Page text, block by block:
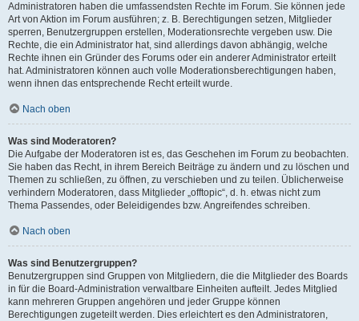
Administratoren haben die umfassendsten Rechte im Forum. Sie können jede
Art von Aktion im Forum ausführen; z. B. Berechtigungen setzen, Mitglieder
sperren, Benutzergruppen erstellen, Moderationsrechte vergeben usw. Die
Rechte, die ein Administrator hat, sind allerdings davon abhängig, welche
Rechte ihnen ein Gründer des Forums oder ein anderer Administrator erteilt
hat. Administratoren können auch volle Moderationsberechtigungen haben,
wenn ihnen das entsprechende Recht erteilt wurde.
Nach oben
Was sind Moderatoren?
Die Aufgabe der Moderatoren ist es, das Geschehen im Forum zu beobachten.
Sie haben das Recht, in ihrem Bereich Beiträge zu ändern und zu löschen und
Themen zu schließen, zu öffnen, zu verschieben und zu teilen. Üblicherweise
verhindern Moderatoren, dass Mitglieder „offtopic“, d. h. etwas nicht zum
Thema Passendes, oder Beleidigendes bzw. Angreifendes schreiben.
Nach oben
Was sind Benutzergruppen?
Benutzergruppen sind Gruppen von Mitgliedern, die die Mitglieder des Boards
in für die Board-Administration verwaltbare Einheiten aufteilt. Jedes Mitglied
kann mehreren Gruppen angehören und jeder Gruppe können
Berechtigungen zugeteilt werden. Dies erleichtert es den Administratoren,